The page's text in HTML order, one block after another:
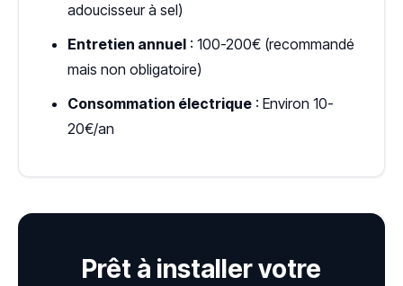
adoucisseur à sel)
Entretien annuel : 100-200€ (recommandé
mais non obligatoire)
Consommation électrique : Environ 10-
20€/an
Prêt à installer votre